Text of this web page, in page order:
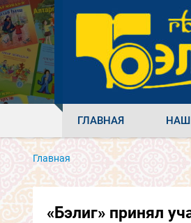
ГЛАВНАЯ
Главная
«Бэлиг» принял